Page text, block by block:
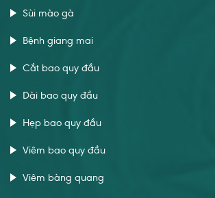
Sùi mào gà
Bệnh giang mai
Cắt bao quy đầu
Dài bao quy đầu
Hẹp bao quy đầu
Viêm bao quy đầu
Viêm bàng quang